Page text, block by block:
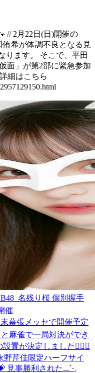
// 2月22日(日)開催の
侑希が体調不良となる見
ります。 そこで、平田
面」が第2部に緊急参加
細はこちら
名残り桜 個別握手
催
メッセで開催予定
麻雀で一局対決ができ
置が決定しました✊🏻🎯
野芹佳限定ハーフサイ
見事勝利された...⋱